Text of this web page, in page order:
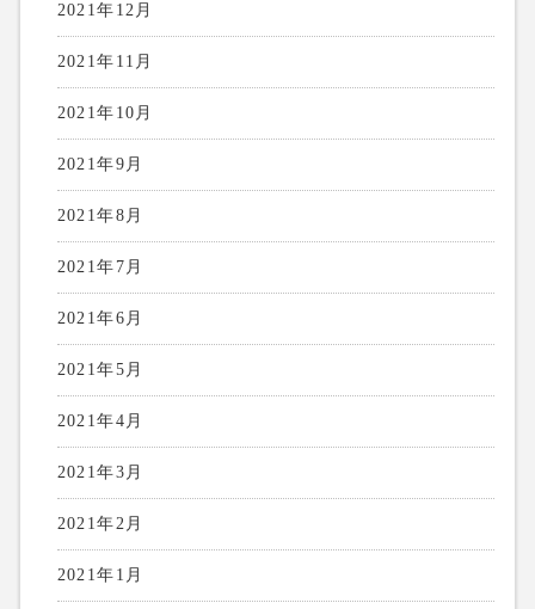
2021年12月
2021年11月
2021年10月
2021年9月
2021年8月
2021年7月
2021年6月
2021年5月
2021年4月
2021年3月
2021年2月
2021年1月